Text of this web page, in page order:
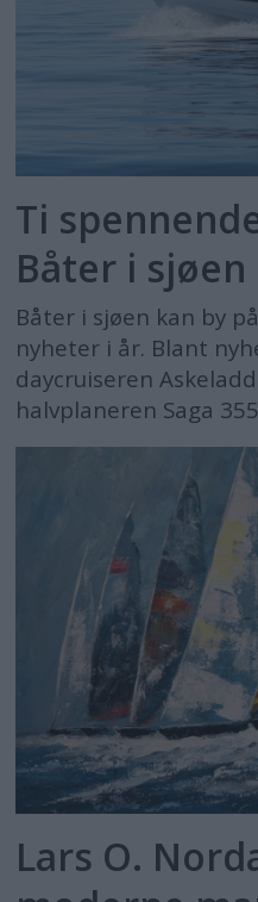
Ti
Båter i sjøen
Båter i sjøen kan by
nyheter i år. Blant
daycruiseren
halvplaneren Saga
Lars O.